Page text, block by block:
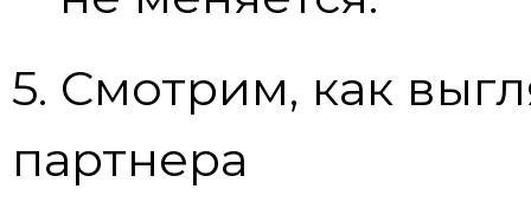
5. Смотрим, как
партнера